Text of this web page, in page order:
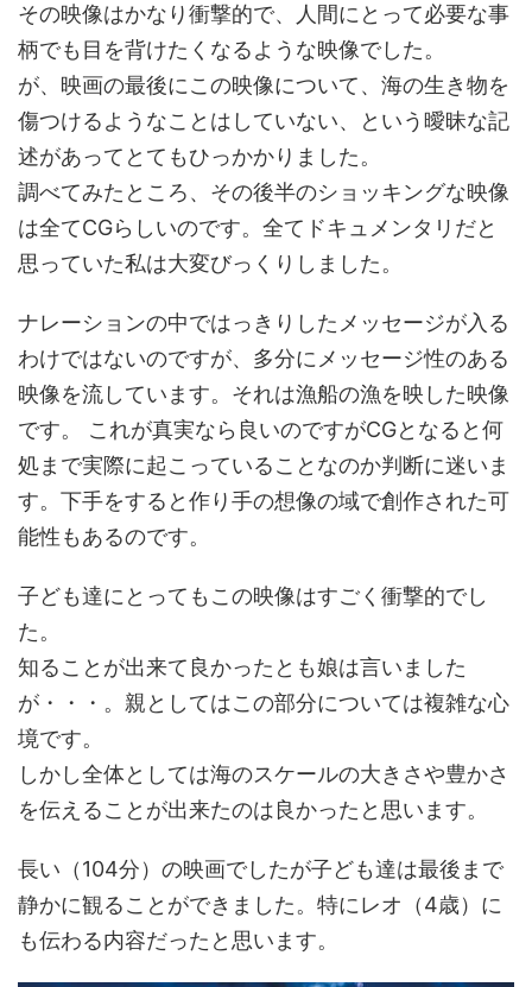
その映像はかなり衝撃的で、人間にとって必要な事
柄でも目を背けたくなるような映像でした。
が、映画の最後にこの映像について、海の生き物を
傷つけるようなことはしていない、という曖昧な記
述があってとてもひっかかりました。
調べてみたところ、その後半のショッキングな映像
は全てCGらしいのです。全てドキュメンタリだと
思っていた私は大変びっくりしました。
ナレーションの中ではっきりしたメッセージが入る
わけではないのですが、多分にメッセージ性のある
映像を流しています。それは漁船の漁を映した映像
です。 これが真実なら良いのですがCGとなると何
処まで実際に起こっていることなのか判断に迷いま
す。下手をすると作り手の想像の域で創作された可
能性もあるのです。
子ども達にとってもこの映像はすごく衝撃的でし
た。
知ることが出来て良かったとも娘は言いました
が・・・。親としてはこの部分については複雑な心
境です。
しかし全体としては海のスケールの大きさや豊かさ
を伝えることが出来たのは良かったと思います。
長い（104分）の映画でしたが子ども達は最後まで
静かに観ることができました。特にレオ（4歳）に
も伝わる内容だったと思います。